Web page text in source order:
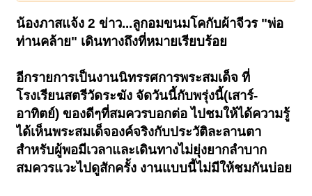
เปิดดูไฟล์ 6560980
น้องภาสแจ้ง 2 ข่าว...ลูกอมขนมโคกับผ้าจีวร "พ่อ
ท่านคล้าย" เดินทางถึงที่หมายเรียบร้อย
อีกรายการเป็นงานนิทรรศการพระสมเด็จ ที่
โรงเรียนสตรีวัดระฆัง จัดวันนี้กับพรุ่งนี้(เสาร์-
อาทิตย์) ของดีๆที่สมควรบอกต่อ ไปชมให้ได้ความรู้
ได้เห็นพระสมเด็จองค์จริงกับประวัติละลานตา
สำหรับผู้พอมีเวลาและเดินทางไม่ยุ่งยากลำบาก
สมควรแวะไปดูสักครั้ง งานแบบนี้ไม่มีให้ชมกันบ่อย